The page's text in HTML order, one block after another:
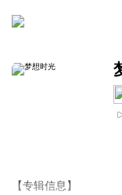
【专辑信息】